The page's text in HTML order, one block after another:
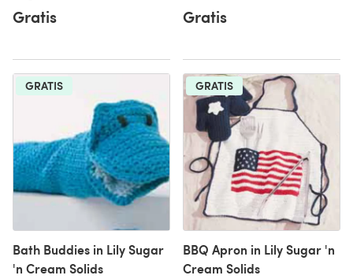
Gratis Gratis
GRATIS
Bath Buddies in Lily Sugar
'n Cream Solids
GRATIS
BBQ Apron in Lily Sugar 'n
Cream Solids